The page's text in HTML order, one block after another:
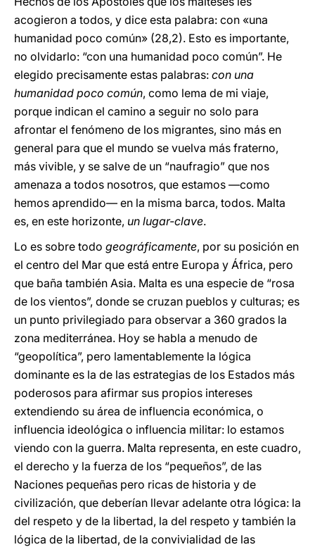
acogieron a todos, y dice esta palabra: con «una
humanidad poco común» (28,2). Esto es importante,
no olvidarlo: “con una humanidad poco común”. He
elegido precisamente estas palabras: con una
humanidad poco común, como lema de mi viaje,
porque indican el camino a seguir no solo para
afrontar el fenómeno de los migrantes, sino más en
general para que el mundo se vuelva más fraterno,
más vivible, y se salve de un “naufragio” que nos
amenaza a todos nosotros, que estamos —como
hemos aprendido— en la misma barca, todos. Malta
es, en este horizonte, un lugar-clave.
Lo es sobre todo geográficamente, por su posición en
el centro del Mar que está entre Europa y África, pero
que baña también Asia. Malta es una especie de “rosa
de los vientos”, donde se cruzan pueblos y culturas; es
un punto privilegiado para observar a 360 grados la
zona mediterránea. Hoy se habla a menudo de
“geopolítica”, pero lamentablemente la lógica
dominante es la de las estrategias de los Estados más
poderosos para afirmar sus propios intereses
extendiendo su área de influencia económica, o
influencia ideológica o influencia militar: lo estamos
viendo con la guerra. Malta representa, en este cuadro,
el derecho y la fuerza de los “pequeños”, de las
Naciones pequeñas pero ricas de historia y de
civilización, que deberían llevar adelante otra lógica: la
del respeto y de la libertad, la del respeto y también la
lógica de la libertad, de la convivialidad de las